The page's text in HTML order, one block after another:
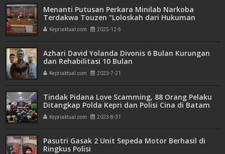
Menanti Putusan Perkara Minilab Narkoba
Terdakwa Touzen "Loloskah dari Hukuman
Seumur Hidup atau Mati"
Kepriaktual.com 2025-12-5
Azhari David Yolanda Divonis 6 Bulan Kurungan
dan Rehabilitasi 10 Bulan
Kepriaktual.com 2023-7-21
Tindak Pidana Love Scamming, 88 Orang Pelaku
Ditangkap Polda Kepri dan Polisi Cina di Batam
Kepriaktual.com 2023-8-31
Pasutri Gasak 2 Unit Sepeda Motor Berhasil di
Ringkus Polisi